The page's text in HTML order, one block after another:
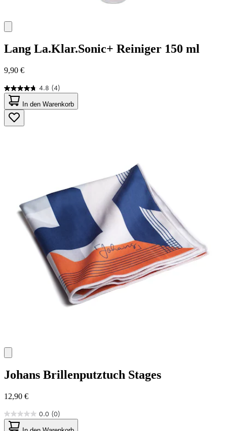
Lang La.Klar.Sonic+ Reiniger 150 ml
9,90 €
4.8 (4)
4.8
von
5
Sternen.
4
In den Warenkorb
Johans Brillenputztuch Stages
12,90 €
0.0 (0)
0.0
von